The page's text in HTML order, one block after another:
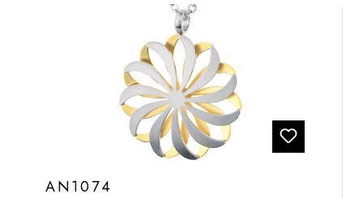
AN1074